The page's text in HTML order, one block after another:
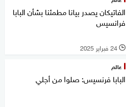
الفاتيكان يصدر بيانا مطمئنا بشأن البابا
فرانسيس
l 24 فبراير 2025
عالم
البابا فرنسيس: صلوا من أجلي